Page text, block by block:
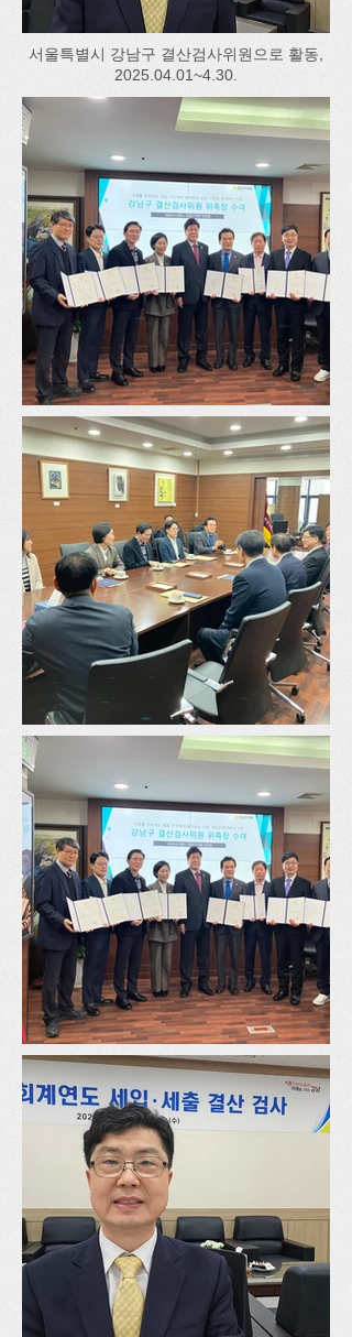
서울특별시 강남구 결산검사위원으로 활동,
2025.04.01~4.30.